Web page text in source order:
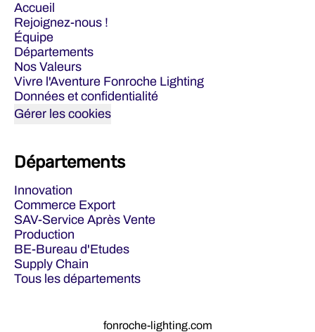
Accueil
Rejoignez-nous !
Équipe
Départements
Nos Valeurs
Vivre l'Aventure Fonroche Lighting
Données et confidentialité
Gérer les cookies
Départements
Innovation
Commerce Export
SAV-Service Après Vente
Production
BE-Bureau d'Etudes
Supply Chain
Tous les départements
fonroche-lighting.com